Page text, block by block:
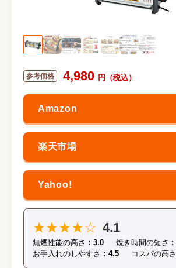
4,980
★★★★☆ 4.1
無煙性能の高さ 3.0 焼き時間の短さ
お手入れのしやすさ
4.5 コスパの高さ